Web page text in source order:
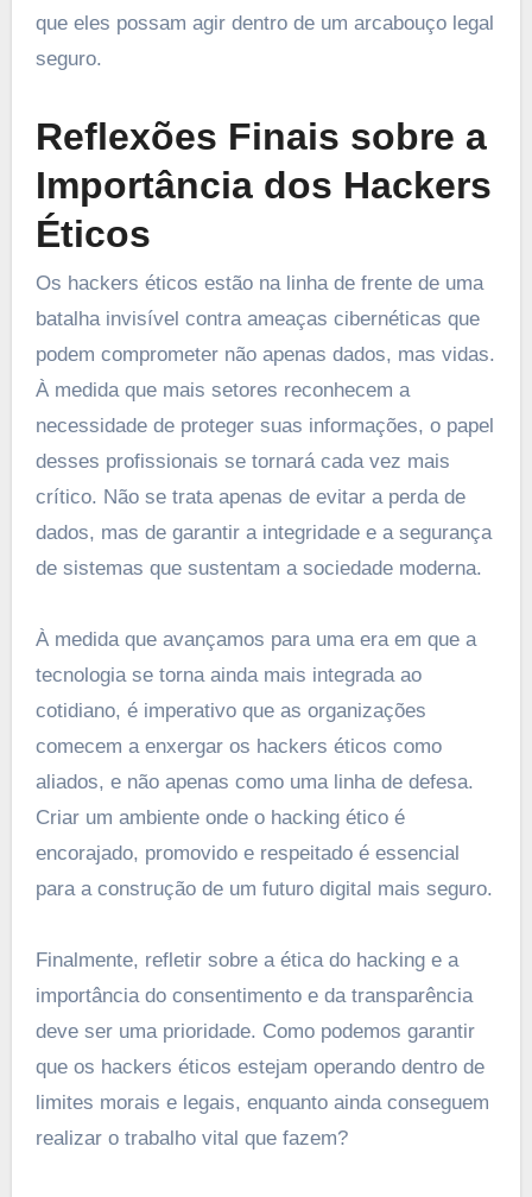
que eles possam agir dentro de um arcabouço legal
seguro.
Reflexões Finais sobre a
Importância dos Hackers
Éticos
Os hackers éticos estão na linha de frente de uma
batalha invisível contra ameaças cibernéticas que
podem comprometer não apenas dados, mas vidas.
À medida que mais setores reconhecem a
necessidade de proteger suas informações, o papel
desses profissionais se tornará cada vez mais
crítico. Não se trata apenas de evitar a perda de
dados, mas de garantir a integridade e a segurança
de sistemas que sustentam a sociedade moderna.
À medida que avançamos para uma era em que a
tecnologia se torna ainda mais integrada ao
cotidiano, é imperativo que as organizações
comecem a enxergar os hackers éticos como
aliados, e não apenas como uma linha de defesa.
Criar um ambiente onde o hacking ético é
encorajado, promovido e respeitado é essencial
para a construção de um futuro digital mais seguro.
Finalmente, refletir sobre a ética do hacking e a
importância do consentimento e da transparência
deve ser uma prioridade. Como podemos garantir
que os hackers éticos estejam operando dentro de
limites morais e legais, enquanto ainda conseguem
realizar o trabalho vital que fazem?